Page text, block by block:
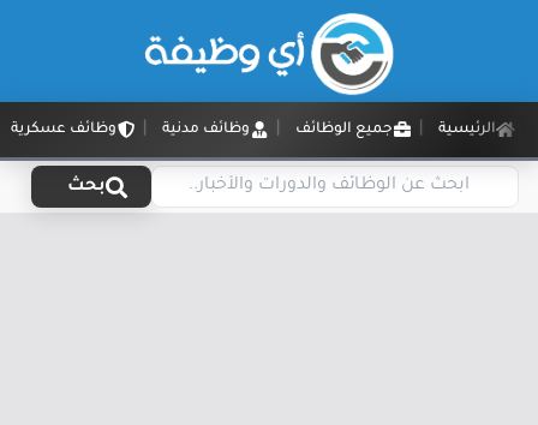
الرئيسية جميع الوظائف وظائف مدنية وظائف عسكرية
بحث